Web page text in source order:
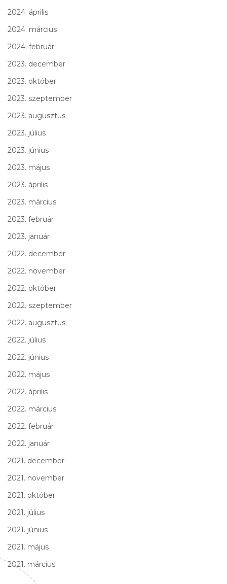
2024. április
2024. március
2024. február
2023. december
2023. október
2023. szeptember
2023. augusztus
2023. július
2023. június
2023. május
2023. április
2023. március
2023. február
2023. január
2022. december
2022. november
2022. október
2022. szeptember
2022. augusztus
2022. július
2022. június
2022. május
2022. április
2022. március
2022. február
2022. január
2021. december
2021. november
2021. október
2021. július
2021. június
2021. május
2021. március